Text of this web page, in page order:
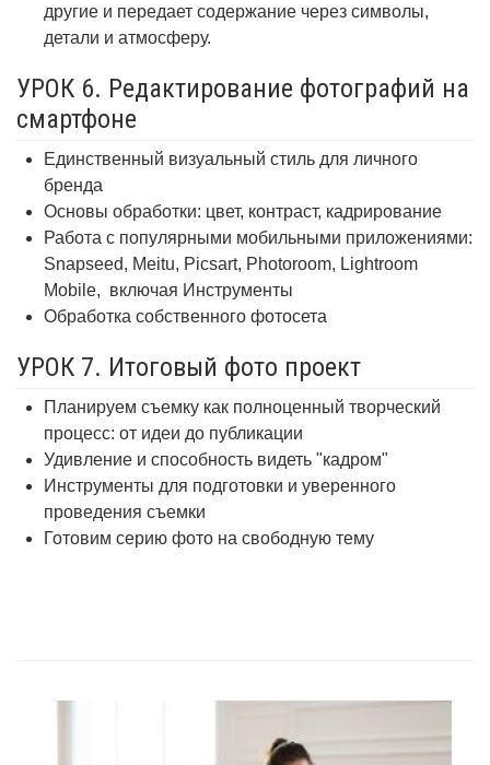
другие и передает содержание через символы,
детали и атмосферу.
УРОК 6. Редактирование фотографий на
смартфоне
Единственный визуальный стиль для личного
бренда
Основы обработки: цвет, контраст, кадрирование
Работа с популярными мобильными приложениями:
Snapseed, Meitu, Picsart, Photoroom, Lightroom
Mobile, включая Инструменты
Обработка собственного фотосета
УРОК 7. Итоговый фото проект
Планируем съемку как полноценный творческий
процесс: от идеи до публикации
Удивление и способность видеть "кадром"
Инструменты для подготовки и уверенного
проведения съемки
Готовим серию фото на свободную тему